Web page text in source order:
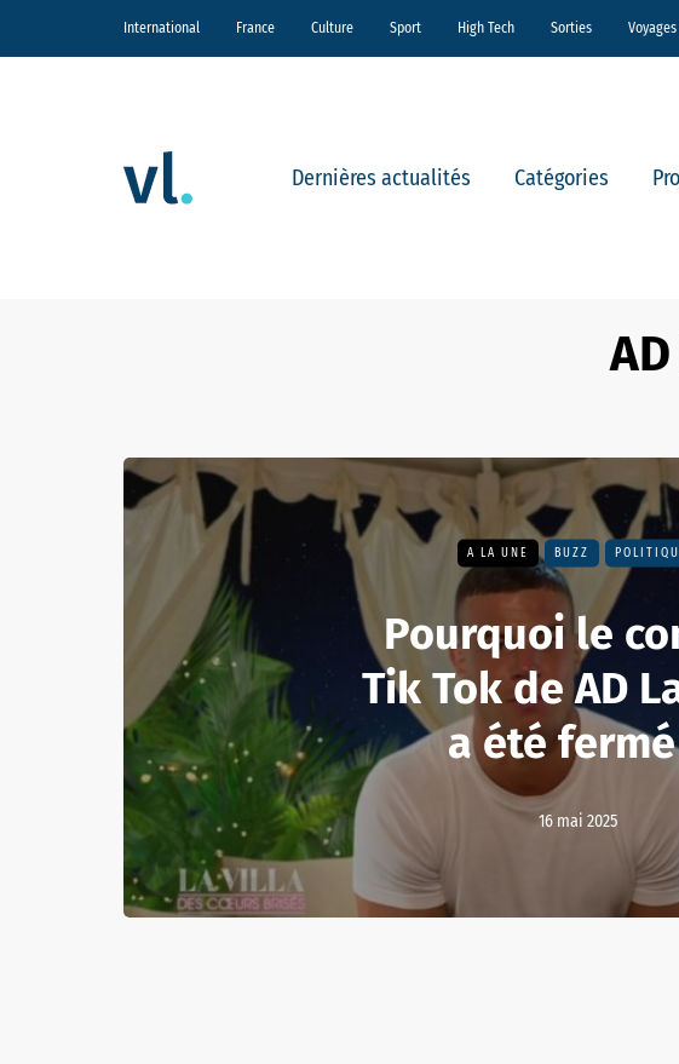
International France Culture Sport High Tech Sorties
Dernières actualités Catégories
A LA UNE BUZZ
Pourquoi le
Tik Tok de AD
a été
16 mai 2025